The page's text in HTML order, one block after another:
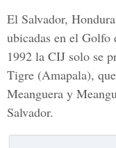
El Salvador,
ubicadas en el Golfo
1992 la CIJ solo se
Tigre (Amapala),
Meanguera y
Salvador.